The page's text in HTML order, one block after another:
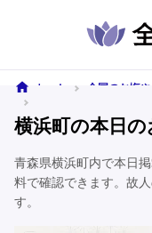
ホーム 全国のお悔
横浜町の本日
青森県横浜町内で本日
料で確認できます。故
す。